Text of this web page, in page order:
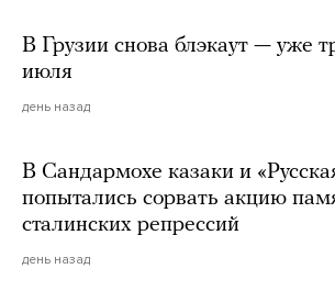
В Грузии снова блэкаут — уже
июля
день назад
В Сандармохе казаки и
попытались сорвать акцию
сталинских репрессий
день назад